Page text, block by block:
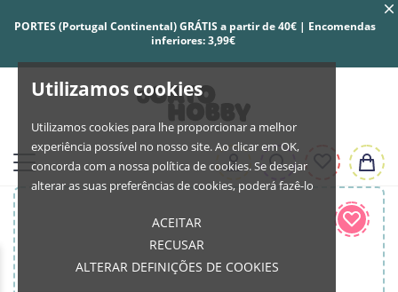
Utilizamos cookies
Utilizamos cookies para lhe proporcionar a melhor
experiência possível no nosso site. Ao clicar em OK,
concorda com a nossa política de cookies. Se desejar
alterar as suas preferências de cookies, poderá fazê-lo
ACEITAR
RECUSAR
ALTERAR DEFINIÇÕES DE COOKIES
PORTES (Portugal Continental) GRÁTIS a partir de 40€ | Encomendas
inferiores: 3,99€